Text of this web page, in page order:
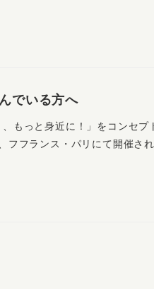
でいる方へ
もっと身近に！」をコンセプ
フフランス・パリにて開催さ